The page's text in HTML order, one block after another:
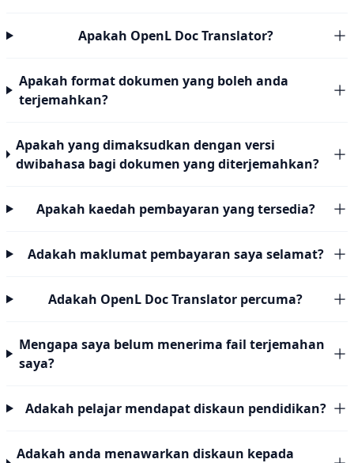
Apakah OpenL Doc Translator?
Apakah format dokumen yang boleh anda
terjemahkan?
Apakah yang dimaksudkan dengan versi
dwibahasa bagi dokumen yang diterjemahkan?
Apakah kaedah pembayaran yang tersedia?
Adakah maklumat pembayaran saya selamat?
Adakah OpenL Doc Translator percuma?
Mengapa saya belum menerima fail terjemahan
saya?
Adakah pelajar mendapat diskaun pendidikan?
Adakah anda menawarkan diskaun kepada